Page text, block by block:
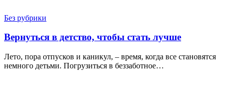
Без рубрики
Вернуться в детство, чтобы стать лучше
Лето, пора отпусков и каникул, – время, когда все становятся
немного детьми. Погрузиться в беззаботное…